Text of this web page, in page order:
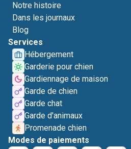
Notre histoire
Dans les journaux
Blog
Services
Hébergement
Garderie pour chien
Gardiennage de maison
Garde de chien
Garde chat
Garde d'animaux
Promenade chien
Modes de paiements